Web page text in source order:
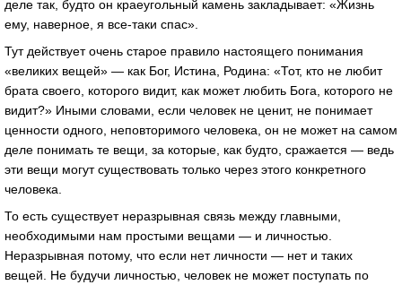
деле так, будто он краеугольный камень закладывает: «Жизнь
ему, наверное, я все-таки спас».
Тут действует очень старое правило настоящего понимания
«великих вещей» — как Бог, Истина, Родина: «Тот, кто не любит
брата своего, которого видит, как может любить Бога, которого не
видит?» Иными словами, если человек не ценит, не понимает
ценности одного, неповторимого человека, он не может на самом
деле понимать те вещи, за которые, как будто, сражается — ведь
эти вещи могут существовать только через этого конкретного
человека.
То есть существует неразрывная связь между главными,
необходимыми нам простыми вещами — и личностью.
Неразрывная потому, что если нет личности — нет и таких
вещей. Не будучи личностью, человек не может поступать по